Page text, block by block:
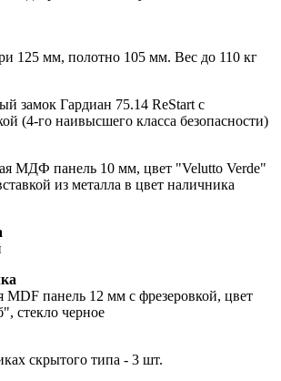
125 мм, полотно 105 мм. Вес до 110 кг
замок Гардиан 75.14 ReStart с
(4-го наивысшего класса безопасности)
МДФ панель 10 мм, цвет "Velutto Verde"
из металла в цвет наличника
MDF панель 12 мм с фрезеровкой, цвет
стекло черное
скрытого типа - 3 шт.